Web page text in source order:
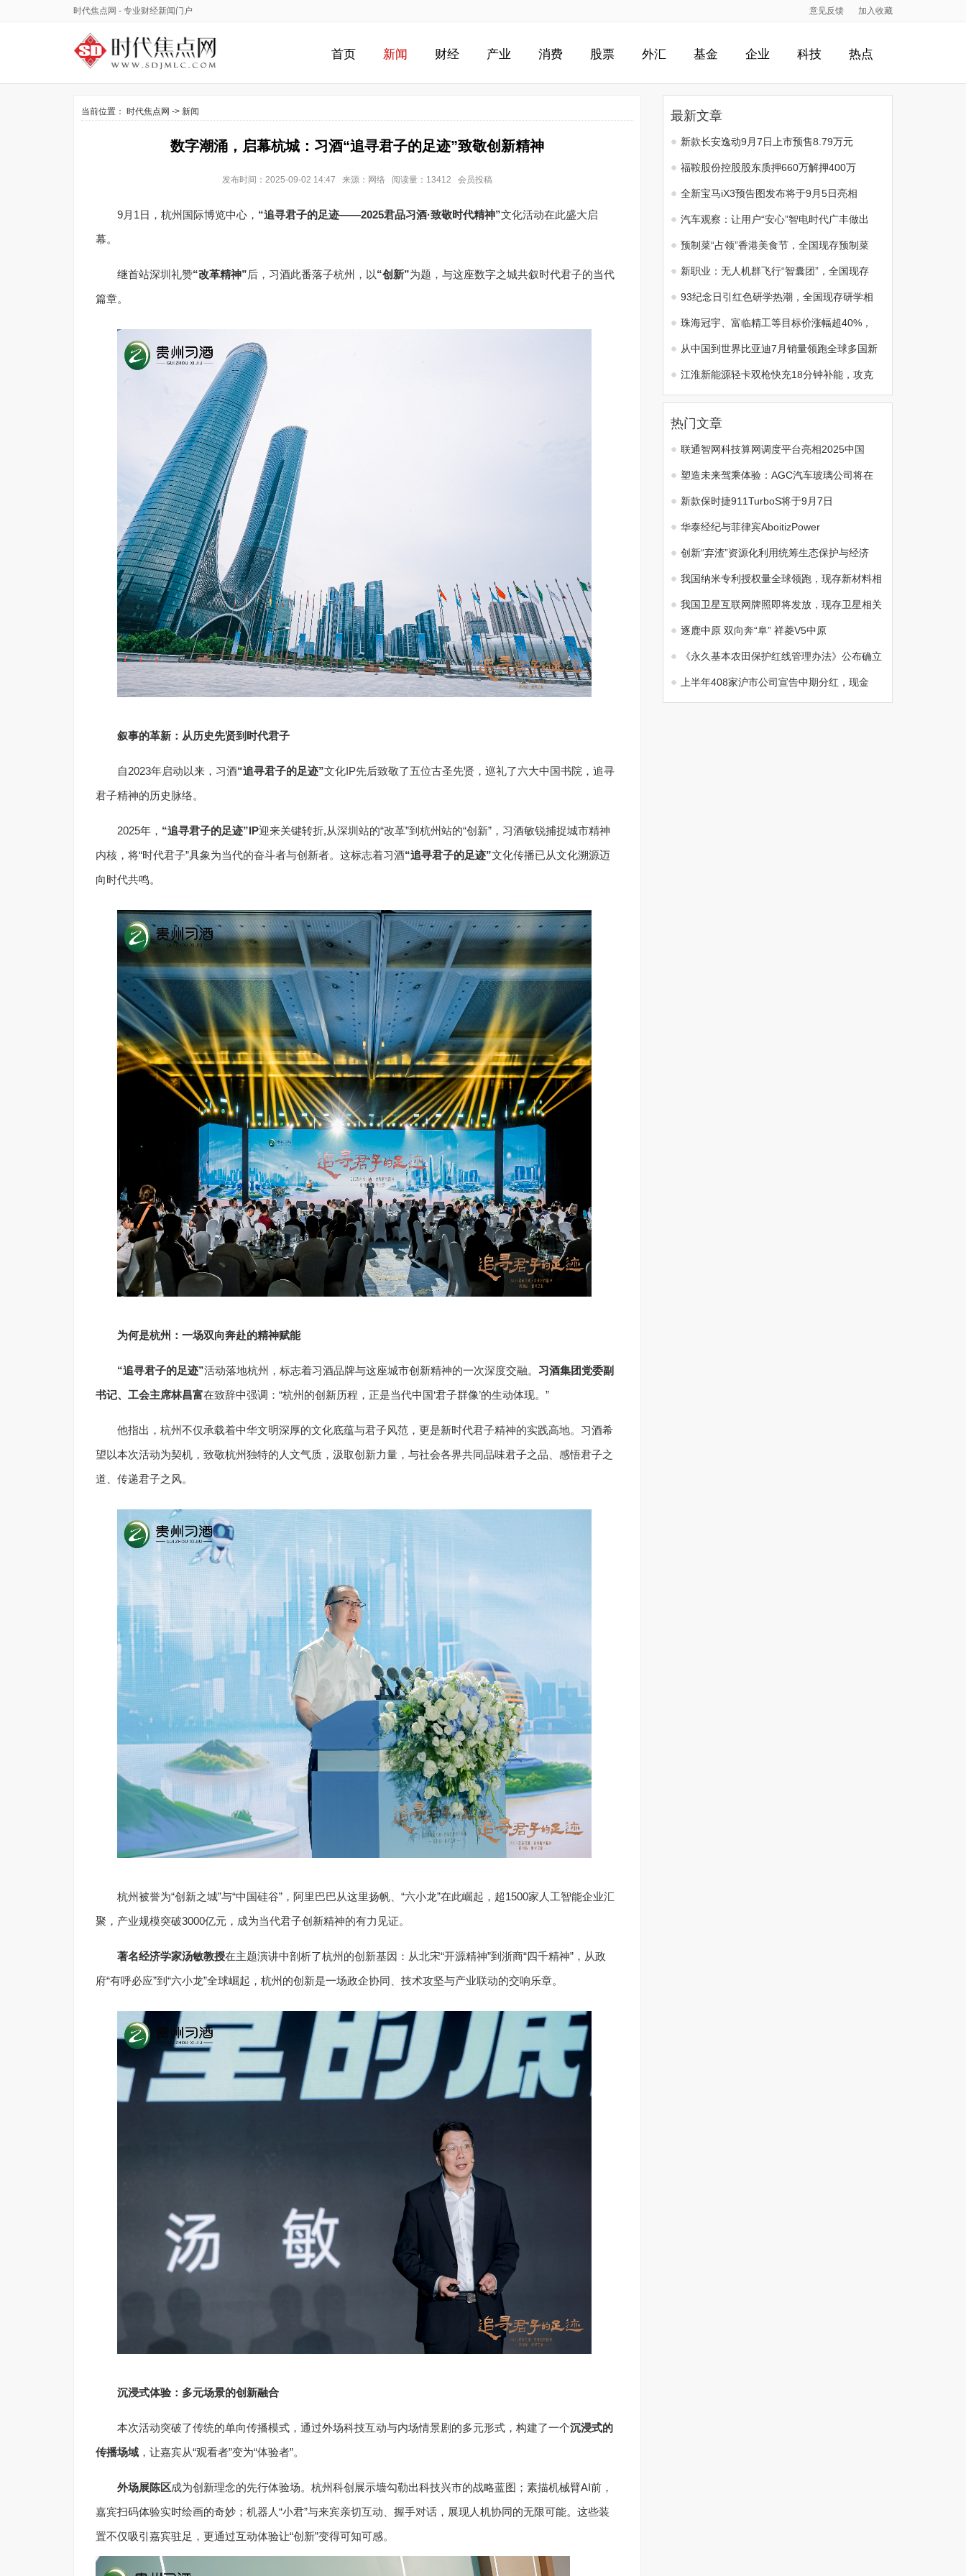
时代焦点网 - 专业财经新闻门户 加入收藏
意见反馈
首页 新闻 财经 产业 消费 股票 外汇 基金 企业 科技 热点
当前位置： 时代焦点网 -> 新闻
数字潮涌，启幕杭城：习酒“追寻君子的足迹”致敬创新精神
发布时间：2025-09-02 14:47 来源：网络 阅读量：13412 会员投稿
9月1日，杭州国际博览中心， “追寻君子的足迹——2025君品习酒·致敬时代精神”文化活动在此盛大启
幕。
继首站深圳礼赞“改革精神”后，习酒此番落子杭州，以“创新”为题，与这座数字之城共叙时代君子的当代
篇章。
叙事的革新：从历史先贤到时代君子
自2023年启动以来，习酒“追寻君子的足迹”文化IP先后致敬了五位古圣先贤，巡礼了六大中国书院，追寻
君子精神的历史脉络。
2025年， “追寻君子的足迹”IP迎来关键转折,从深圳站的“改革”到杭州站的“创新”，习酒敏锐捕捉城市精神
内核，将“时代君子”具象为当代的奋斗者与创新者。这标志着习酒“追寻君子的足迹”文化传播已从文化溯源迈
向时代共鸣。
为何是杭州：一场双向奔赴的精神赋能
“追寻君子的足迹”活动落地杭州，标志着习酒品牌与这座城市创新精神的一次深度交融。 习酒集团党委副
书记、工会主席林昌富在致辞中强调：“杭州的创新历程，正是当代中国‘君子群像’的生动体现。”
他指出，杭州不仅承载着中华文明深厚的文化底蕴与君子风范，更是新时代君子精神的实践高地。习酒希
望以本次活动为契机，致敬杭州独特的人文气质，汲取创新力量，与社会各界共同品味君子之品、感悟君子之
道、传递君子之风。
杭州被誉为“创新之城”与“中国硅谷”，阿里巴巴从这里扬帆、“六小龙”在此崛起，超1500家人工智能企业汇
聚，产业规模突破3000亿元，成为当代君子创新精神的有力见证。
著名经济学家汤敏教授在主题演讲中剖析了杭州的创新基因：从北宋“开源精神”到浙商“四千精神”，从政
府“有呼必应”到“六小龙”全球崛起，杭州的创新是一场政企协同、技术攻坚与产业联动的交响乐章。
沉浸式体验：多元场景的创新融合
本次活动突破了传统的单向传播模式，通过外场科技互动与内场情景剧的多元形式，构建了一个沉浸式的
传播场域 ，让嘉宾从“观看者”变为“体验者”。
外场展陈区成为创新理念的先行体验场。杭州科创展示墙勾勒出科技兴市的战略蓝图；素描机械臂AI前，
嘉宾扫码体验实时绘画的奇妙；机器人“小君”与来宾亲切互动、握手对话，展现人机协同的无限可能。这些装
置不仅吸引嘉宾驻足，更通过互动体验让“创新”变得可知可感。
最新文章
新款长安逸动9月7日上市预售8.79万元
福鞍股份控股股东质押660万解押400万
全新宝马iX3预告图发布将于9月5日亮相
汽车观察：让用户“安心”智电时代广丰做出
预制菜“占领”香港美食节，全国现存预制菜
新职业：无人机群飞行“智囊团”，全国现存
93纪念日引红色研学热潮，全国现存研学相
珠海冠宇、富临精工等目标价涨幅超40%，
从中国到世界比亚迪7月销量领跑全球多国新
江淮新能源轻卡双枪快充18分钟补能，攻克
热门文章
联通智网科技算网调度平台亮相2025中国
塑造未来驾乘体验：AGC汽车玻璃公司将在
新款保时捷911TurboS将于9月7日
华泰经纪与菲律宾AboitizPower
创新“弃渣”资源化利用统筹生态保护与经济
我国纳米专利授权量全球领跑，现存新材料相
我国卫星互联网牌照即将发放，现存卫星相关
逐鹿中原 双向奔“阜” 祥菱V5中原
《永久基本农田保护红线管理办法》公布确立
上半年408家沪市公司宣告中期分红，现金